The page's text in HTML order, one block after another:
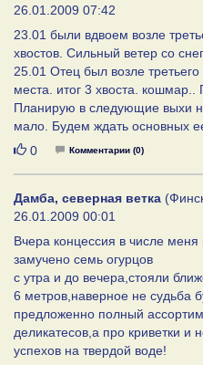
26.01.2009 07:42
23.01 были вдвоем возле
хвостов. Сильный ветер со
25.01 Отец был возле
места. итог 3 хвоста. кошмар..
Планирую в следующие выхи
мало. Будем ждать основных
Нравится
0 Комментарии (0)
Дамба, северная ветка
26.01.2009 00:01
Вчера концессия в числе
замучено семь огурцов
с утра и до вечера,стояли
6 метров,наверное не судьба
предложенно полный
деликатесов,а про криветки
успехов на твердой воде!